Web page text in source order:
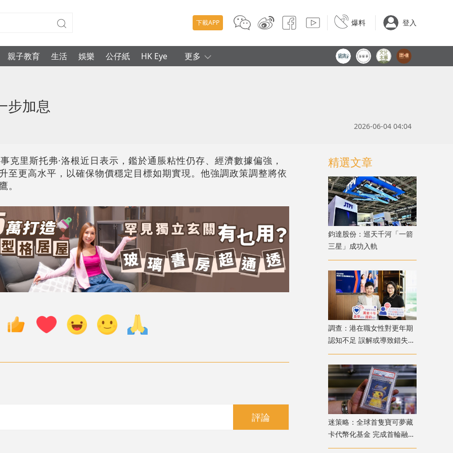
下載APP 爆料 登入
親子教育 生活 娛樂 公仔紙 HK Eye 更多
步加息
2026-06-04 04:04
克里斯托弗·洛根近日表示，鑑於通脹粘性仍存、經濟數據偏強，
至更高水平，以確保物價穩定目標如期實現。他強調政策調整將依
。
評論
精選文章
鈞達股份：巡天千河「一箭
三星」成功入軌
調查：港在職女性對更年期
認知不足 誤解或導致錯失
「黃金預防期」
迷策略：全球首隻寶可夢藏
卡代幣化基金 完成首輪融資
兼獲超購